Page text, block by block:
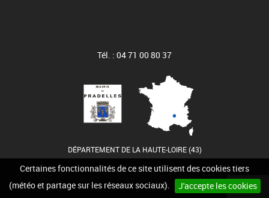
Certaines fonctionnalités de ce site utilisent des cookies tiers
(météo et partage sur les réseaux sociaux).
J'accepte les cookies
Tél. : 04 71 00 80 37
DÉPARTEMENT DE LA HAUTE-LOIRE (43)
Mentions légales